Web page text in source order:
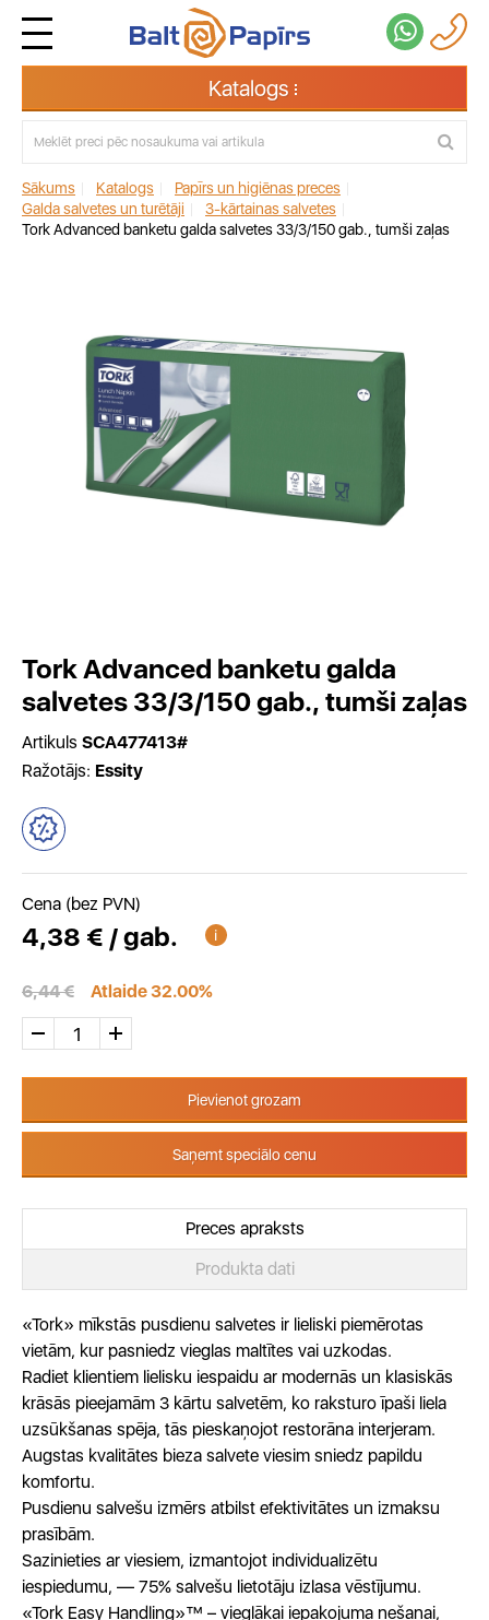
Katalogs
Sākums Katalogs Papīrs un higiēnas preces
Galda salvetes un turētāji
3-kārtainas salvetes
Tork Advanced banketu galda salvetes 33/3/150 gab., tumši zaļas
Tork Advanced banketu galda
salvetes 33/3/150 gab., tumši zaļas
Artikuls SCA477413#
Ražotājs: Essity
Cena (bez PVN)
4,38 € / gab.
6,44 € Atlaide 32.00%
Pievienot grozam
Saņemt speciālo cenu
Preces apraksts
Produkta dati
«Tork» mīkstās pusdienu salvetes ir lieliski piemērotas
vietām, kur pasniedz vieglas maltītes vai uzkodas.
Radiet klientiem lielisku iespaidu ar modernās un klasiskās
krāsās pieejamām 3 kārtu salvetēm, ko raksturo īpaši liela
uzsūkšanas spēja, tās pieskaņojot restorāna interjeram.
Augstas kvalitātes bieza salvete viesim sniedz papildu
komfortu.
Pusdienu salvešu izmērs atbilst efektivitātes un izmaksu
prasībām.
Sazinieties ar viesiem, izmantojot individualizētu
iespiedumu, — 75% salvešu lietotāju izlasa vēstījumu.
«Tork Easy Handling»™ – vieglākai iepakojuma nešanai,